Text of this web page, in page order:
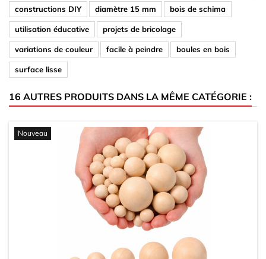
constructions DIY diamètre 15 mm bois de schima
utilisation éducative projets de bricolage
variations de couleur facile à peindre boules en bois
surface lisse
16 AUTRES PRODUITS DANS LA MÊME CATÉGORIE :
Nouveau